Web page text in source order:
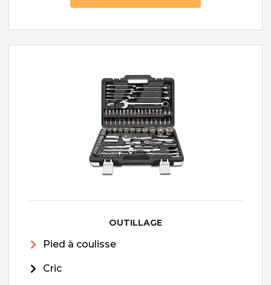
OUTILLAGE
Pied à coulisse
Cric